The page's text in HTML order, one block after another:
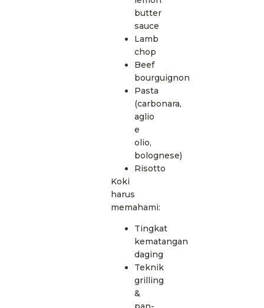
butter
sauce
Lamb
chop
Beef
bourguignon
Pasta
(carbonara,
aglio
e
olio,
bolognese)
Risotto
Koki
harus
memahami:
Tingkat
kematangan
daging
Teknik
grilling
&